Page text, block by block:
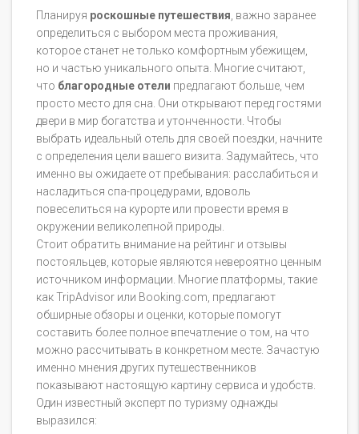
Планируя роскошные путешествия , важно заранее
определиться с выбором места проживания,
которое станет не только комфортным убежищем,
но и частью уникального опыта. Многие считают,
что благородные отели предлагают больше, чем
просто место для сна. Они открывают перед гостями
двери в мир богатства и утонченности. Чтобы
выбрать идеальный отель для своей поездки, начните
с определения цели вашего визита. Задумайтесь, что
именно вы ожидаете от пребывания: расслабиться и
насладиться спа-процедурами, вдоволь
повеселиться на курорте или провести время в
окружении великолепной природы.
Стоит обратить внимание на рейтинг и отзывы
постояльцев, которые являются невероятно ценным
источником информации. Многие платформы, такие
как TripAdvisor или Booking.com, предлагают
обширные обзоры и оценки, которые помогут
составить более полное впечатление о том, на что
можно рассчитывать в конкретном месте. Зачастую
именно мнения других путешественников
показывают настоящую картину сервиса и удобств.
Один известный эксперт по туризму однажды
выразился: